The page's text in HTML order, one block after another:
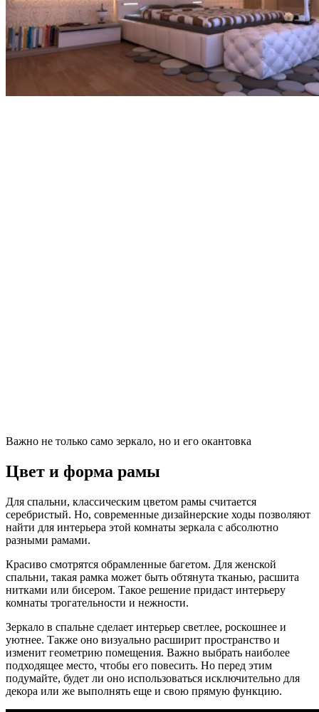
Важно не только само зеркало, но и его окантовка
Цвет и форма рамы
Для спальни, классическим цветом рамы считается
серебристый. Но, современные дизайнерские ходы позволяют
найти для интерьера этой комнаты зеркала с абсолютно
разными рамами.
Красиво смотрятся обрамленные багетом. Для женской
спальни, такая рамка может быть обтянута тканью, расшита
нитками или бисером. Такое решение придаст интерьеру
комнаты трогательности и нежности.
Зеркало в спальне сделает интерьер светлее, роскошнее и
уютнее. Также оно визуально расширит пространство и
изменит геометрию помещения. Важно выбрать наиболее
подходящее место, чтобы его повесить. Но перед этим
подумайте, будет ли оно использоваться исключительно для
декора или же выполнять еще и свою прямую функцию.